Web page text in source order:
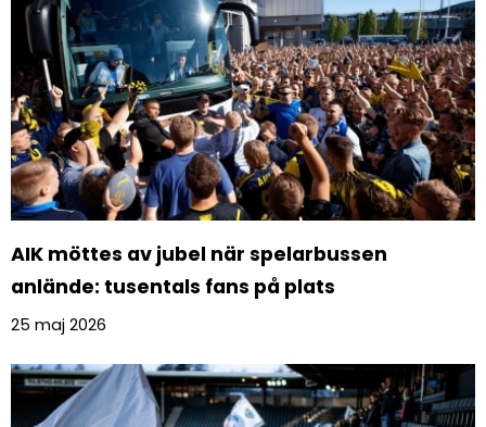
AIK möttes av jubel när spelarbussen
anlände: tusentals fans på plats
25 maj 2026